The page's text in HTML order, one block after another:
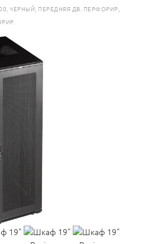
ЧЕРНЫЙ, ПЕРЕДНЯЯ ДВ. ПЕРФОРИР.,